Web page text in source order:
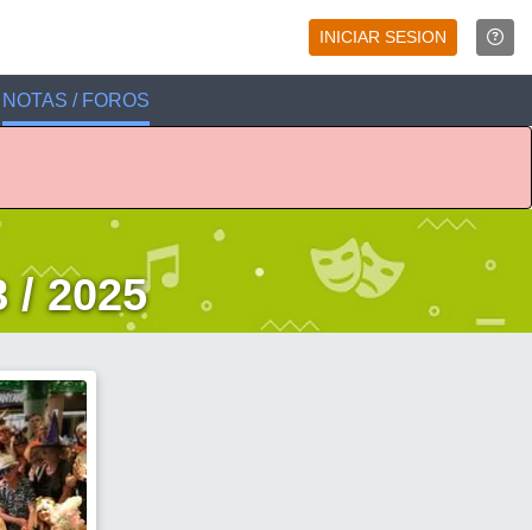
INICIAR SESION
NOTAS / FOROS
/ 2025